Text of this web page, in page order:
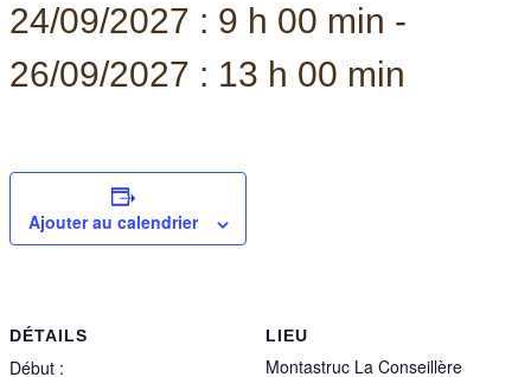
24/09/2027 : 9 h 00 min -
26/09/2027 : 13 h 00 min
Ajouter au calendrier
DÉTAILS
Début :
LIEU
Montastruc La Conseillère